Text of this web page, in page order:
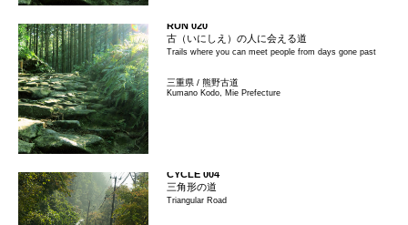
RUN 020
古（いにしえ）の人に会える道
Trails where you can meet people from days gone past
三重県 / 熊野古道
Kumano Kodo, Mie Prefecture
CYCLE 004
三角形の道
Triangular Road